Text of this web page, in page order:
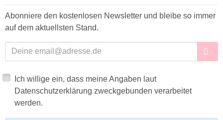
Abonniere den kostenlosen Newsletter und bleibe so immer
auf dem aktuellsten Stand.
E-Mailadresse
Ich willige ein, dass meine Angaben laut
Datenschutzerklärung zweckgebunden verarbeitet
werden.